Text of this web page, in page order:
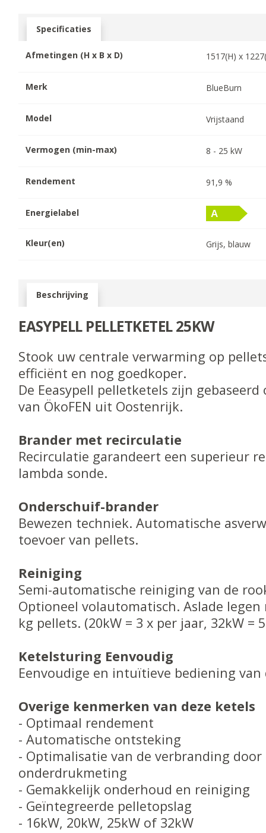
Specificaties
Afmetingen (H x B x D) 1517(H) x 1227
Merk BlueBurn
Model Vrijstaand
Vermogen (min-max) 8 - 25 kW
Rendement 91,9 %
Energielabel
Kleur(en) Grijs, blauw
Beschrijving
EASYPELL PELLETKETEL 25KW
Stook uw centrale verwarming op
efficiënt en nog goedkoper.
De Eeasypell pelletketels zijn
van ÖkoFEN uit Oostenrijk.
Brander met recirculatie
Recirculatie garandeert een superieur
lambda sonde.
Onderschuif-brander
Bewezen techniek. Automatische
toevoer van pellets.
Reiniging
Semi-automatische reiniging van de
Optioneel volautomatisch. Aslade legen
kg pellets. (20kW = 3 x per jaar, 32kW =
Ketelsturing Eenvoudig
Eenvoudige en intuïtieve bediening
Overige kenmerken van deze ketels
- Optimaal rendement
- Automatische ontsteking
- Optimalisatie van de verbranding
onderdrukmeting
- Gemakkelijk onderhoud en reiniging
- Geïntegreerde pelletopslag
- 16kW, 20kW, 25kW of 32kW